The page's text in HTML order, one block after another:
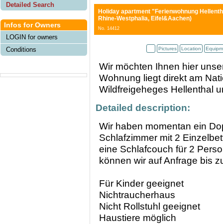
Detailed Search
Infos for Owners
LOGIN for owners
Conditions
Holiday apartment "Ferienwohnung
Rhine-Westphalia, Eifel&Aachen)
No. 14412
Pictures Location
Wir möchten Ihnen hier
Wohnung liegt direkt am
Wildfreigeheges Hellenthal
Detailed description:
Wir haben momentan ein
Schlafzimmer mit 2
eine Schlafcouch für 2
können wir auf Anfrage bis
Für Kinder geeignet
Nichtraucherhaus
Nicht Rollstuhl geeignet
Haustiere möglich